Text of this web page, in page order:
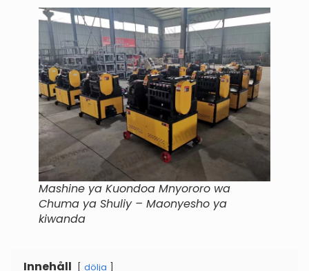
Mashine ya Kuondoa Mnyororo wa
Chuma ya Shuliy – Maonyesho ya
kiwanda
Innehåll dölja